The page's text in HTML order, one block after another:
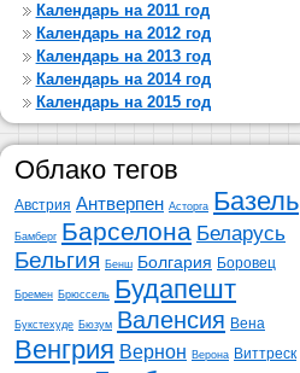
Календарь на 2011 год
Календарь на 2012 год
Календарь на 2013 год
Календарь на 2014 год
Календарь на 2015 год
Облако тегов
Австрия Антверпен Асторга Базель
Бамберг Барселона Беларусь
Бельгия Бенш Болгария Боровец
Бремен Брюссель Будапешт
Букстехуде Бюзум Валенсия Вена
Венгрия Вернон Верона Виттреск